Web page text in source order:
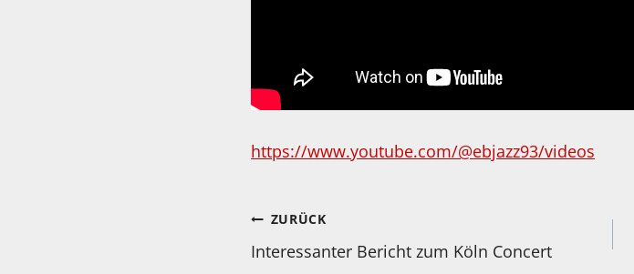
https://www.youtube.com/@ebjazz93/videos
Beitragsnavigation
ZURÜCK
Interessanter Bericht zum Köln Concert